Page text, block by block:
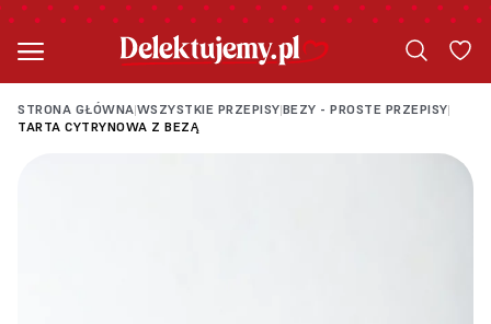
STRONA GŁÓWNA|WSZYSTKIE PRZEPISY|BEZY - PROSTE PRZEPISY|
TARTA CYTRYNOWA Z BEZĄ